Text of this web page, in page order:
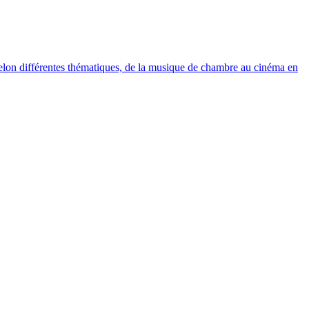
différentes thématiques, de la musique de chambre au cinéma en